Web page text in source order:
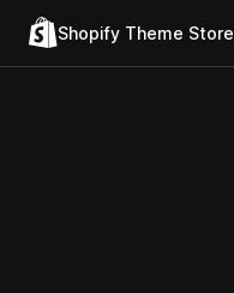
Shopify Theme Store